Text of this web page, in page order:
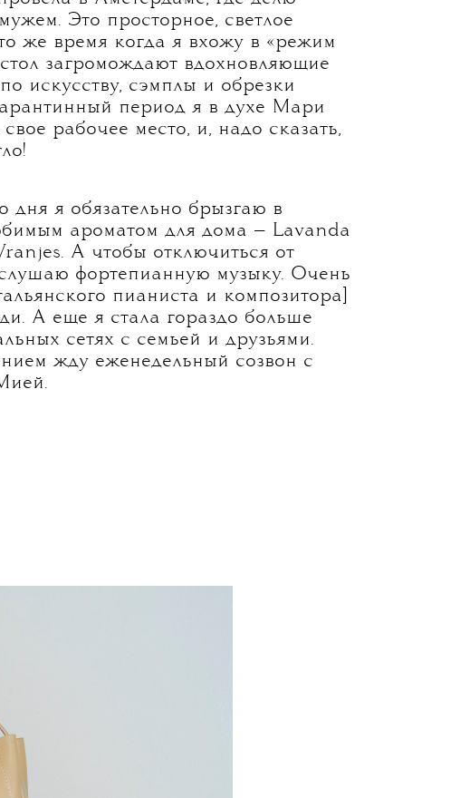
Это просторное, светлое
же время когда я вхожу в «режим
загромождают вдохновляющие
искусству, сэмплы и обрезки
период я в духе Мари
рабочее место, и, надо сказать,
дня я обязательно брызгаю в
ароматом для дома — Lavanda
А чтобы отключиться от
фортепианную музыку. Очень
пианиста и композитора]
А еще я стала гораздо больше
сетях с семьей и друзьями.
жду еженедельный созвон с